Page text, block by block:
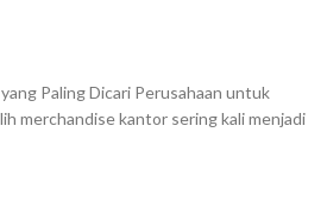
Paling Dicari Perusahaan untuk
merchandise kantor sering kali menjadi